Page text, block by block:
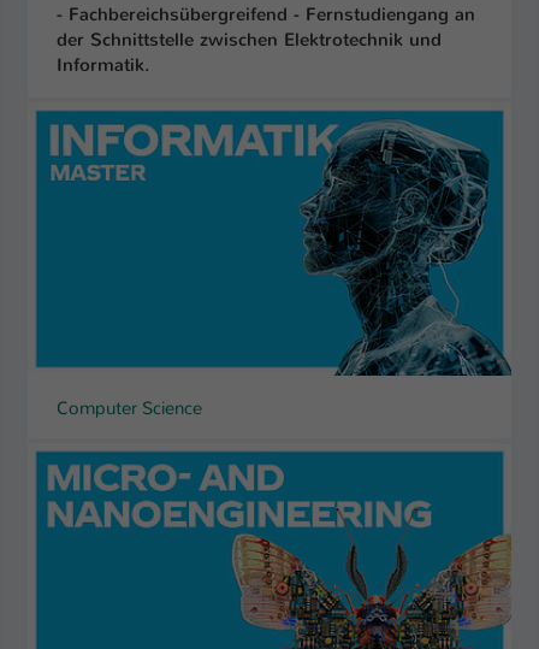
- Fachbereichsübergreifend - Fernstudiengang an
der Schnittstelle zwischen Elektrotechnik und
Informatik.
Computer Science